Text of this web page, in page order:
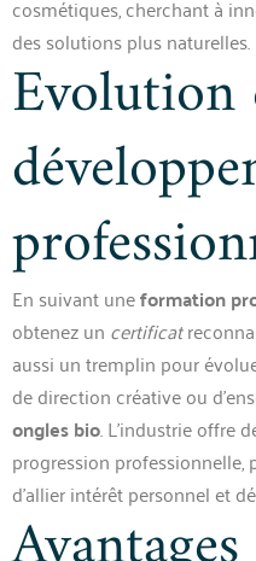
cosmétiques, cherchant à
des solutions plus naturelles.
Evolution
En suivant uneformation
obtenez un certificat
aussi un tremplin pour
de direction créative ou
ongles bio. L’industrie offre
progression
d’allier intérêt personnel et